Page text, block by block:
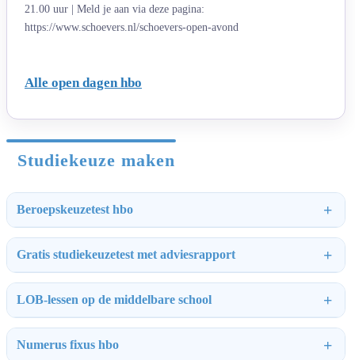
21.00 uur | Meld je aan via deze pagina:
https://www.schoevers.nl/schoevers-open-avond
Alle open dagen hbo
Studiekeuze maken
Beroepskeuzetest hbo
Gratis studiekeuzetest met adviesrapport
LOB-lessen op de middelbare school
Numerus fixus hbo